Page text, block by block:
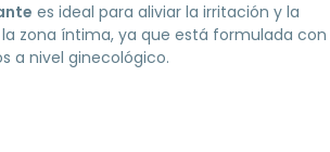
es ideal para aliviar la irritación y la
zona íntima, ya que está formulada con
a nivel ginecológico.